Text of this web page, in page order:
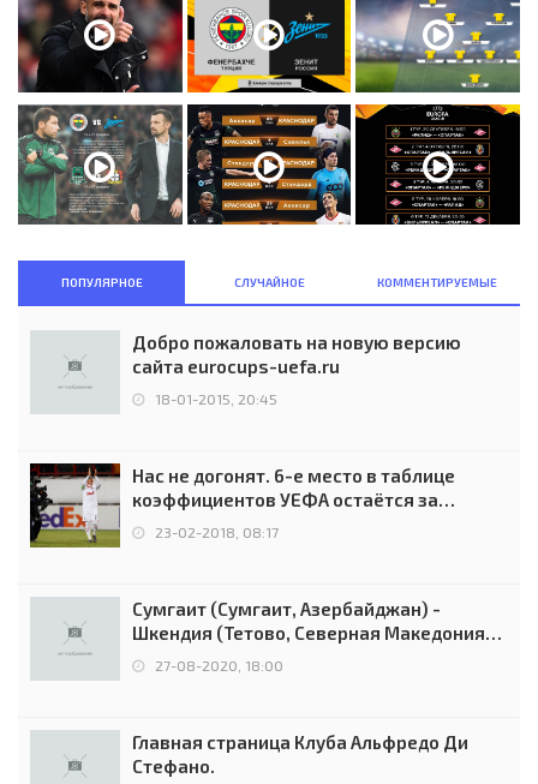
ПОПУЛЯРНОЕ СЛУЧАЙНОЕ КОММЕНТИРУЕМЫЕ
Добро пожаловать на новую версию
сайта eurocups-uefa.ru
18-01-2015, 20:45
Нас не догонят. 6-е место в таблице
коэффициентов УЕФА остаётся за
Россией
23-02-2018, 08:17
Сумгаит (Сумгаит, Азербайджан) -
Шкендия (Тетово, Северная Македония) -
0:2 (0:0)
27-08-2020, 18:00
Главная страница Клуба Альфредо Ди
Стефано.